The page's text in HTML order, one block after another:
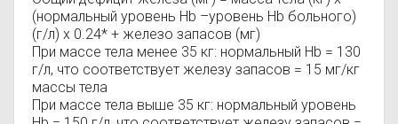
(нормальный уровень Hb –уровень Hb больного)
(г/л) х 0.24* + железо запасов (мг)
При массе тела менее 35 кг: нормальный Hb = 130
г/л, что соответствует железу запасов = 15 мг/кг
массы тела
При массе тела выше 35 кг: нормальный уровень